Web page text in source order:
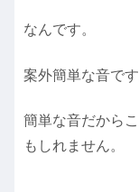
なんです。
案外簡単な音です
簡単な音だから
もしれません。